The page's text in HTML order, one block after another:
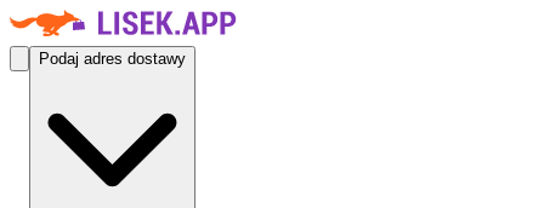
Podaj adres dostawy